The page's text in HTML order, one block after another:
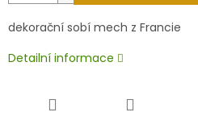
dekorační sobí mech z Francie
Detailní informace